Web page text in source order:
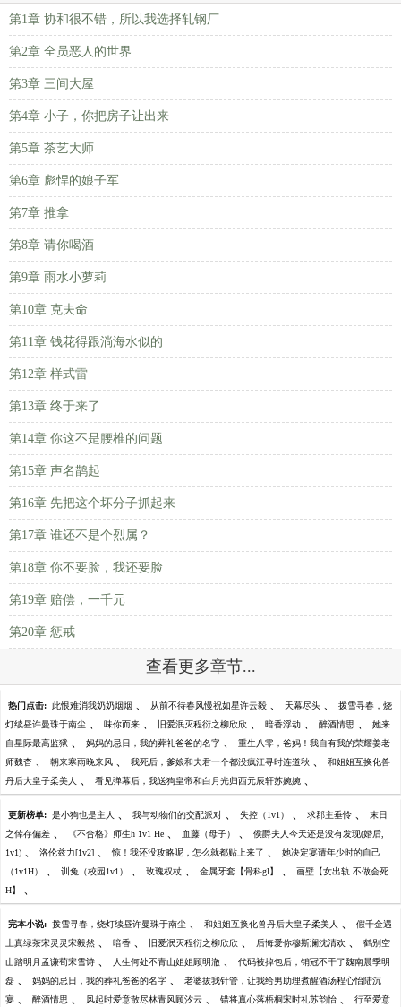
第1章 协和很不错，所以我选择轧钢厂
第2章 全员恶人的世界
第3章 三间大屋
第4章 小子，你把房子让出来
第5章 茶艺大师
第6章 彪悍的娘子军
第7章 推拿
第8章 请你喝酒
第9章 雨水小萝莉
第10章 克夫命
第11章 钱花得跟淌海水似的
第12章 样式雷
第13章 终于来了
第14章 你这不是腰椎的问题
第15章 声名鹊起
第16章 先把这个坏分子抓起来
第17章 谁还不是个烈属？
第18章 你不要脸，我还要脸
第19章 赔偿，一千元
第20章 惩戒
查看更多章节...
热门点击: 此恨难消我奶奶烟烟 、 从前不待春风慢祝如星许云毅 、 天幕尽头 、 拨雪寻春，烧
灯续昼许曼珠于南尘 、 味你而来 、 旧爱泯灭程衍之柳欣欣 、 暗香浮动 、 醉酒情思 、 她来
自星际最高监狱 、 妈妈的忌日，我的葬礼爸爸的名字 、 重生八零，爸妈！我自有我的荣耀姜老
师魏杳 、 朝来寒雨晚来风 、 我死后，爹娘和夫君一个都没疯江寻时连道秋 、 和姐姐互换化兽
丹后大皇子柔美人 、 看见弹幕后，我送狗皇帝和白月光归西元辰轩苏婉婉 、
更新榜单: 是小狗也是主人 、 我与动物们的交配派对 、 失控（1v1） 、 求郡主垂怜 、 末日
之倖存偏差 、 《不合格》师生h 1v1 He 、 血藤（母子） 、 侯爵夫人今天还是没有发现(婚后,
1v1) 、 洛伦兹力[1v2] 、 惊！我还没攻略呢，怎么就都贴上来了 、 她决定宴请年少时的自己
（1v1H） 、 训兔（校园1v1） 、 玫瑰权杖 、 金属牙套【骨科gl】 、 画壁【女出轨 不做会死
H】 、
完本小说: 拨雪寻春，烧灯续昼许曼珠于南尘 、 和姐姐互换化兽丹后大皇子柔美人 、 假千金遇
上真绿茶宋灵灵宋毅然 、 暗香 、 旧爱泯灭程衍之柳欣欣 、 后悔爱你穆斯澜沈清欢 、 鹤别空
山踏明月孟谦荀宋雪诗 、 人生何处不青山姐姐顾明澈 、 代码被掉包后，销冠不干了魏南晨季明
磊 、 妈妈的忌日，我的葬礼爸爸的名字 、 老婆拔我针管，让我给男助理煮醒酒汤程心怡陆沉
宴 、 醉酒情思 、 风起时爱意散尽林青风顾汐云 、 错将真心落梧桐宋时礼苏韵怡 、 行至爱意